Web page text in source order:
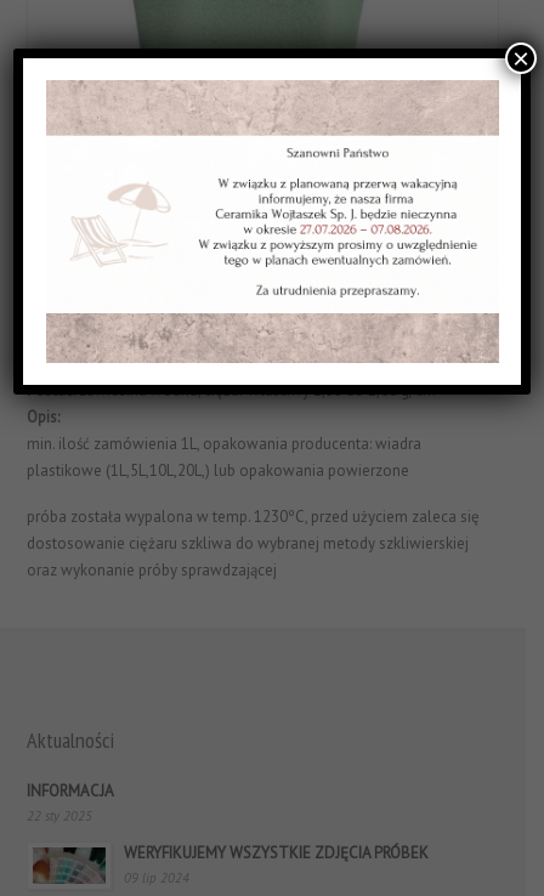
Category: SZKLIWA WYSOKOTOPLIWE 1220-1250*C
Kolor:seledynowe
Typ:kryjące
Struktura Powierzchni:matowe i efektowe
Postać:zawiesina wodna, ciężar właściwy 1,55 do 1,60 g/cm³
Opis:
min. ilość zamówienia 1L, opakowania producenta: wiadra
plastikowe (1L,5L,10L,20L,) lub opakowania powierzone
próba została wypalona w temp. 1230ºC, przed użyciem zaleca się
dostosowanie ciężaru szkliwa do wybranej metody szkliwierskiej
oraz wykonanie próby sprawdzającej
Aktualności
INFORMACJA
22 sty 2025
WERYFIKUJEMY WSZYSTKIE ZDJĘCIA PRÓBEK
09 lip 2024
×